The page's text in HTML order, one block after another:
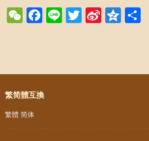
WeChat
Facebook
LineTwitter
Sina
Post navigation
繁简體互換
繁體 简体